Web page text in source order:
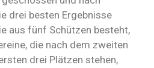
drei besten Ergebnisse
aus fünf Schützen besteht,
die nach dem zweiten
drei Plätzen stehen,